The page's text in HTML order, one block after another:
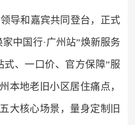
导和嘉宾共同登台，正式
中国行·广州站”焕新服务
式、一口价、官方保障”服
本地老旧小区居住痛点，
大核心场景，量身定制旧